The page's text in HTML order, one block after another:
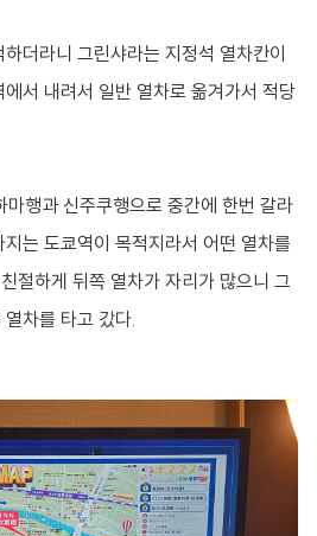
더라니 그린샤라는 지정석 열차칸이
서 내려서 일반 열차로 옮겨가서 적당
마행과 신주쿠행으로 중간에 한번 갈라
는 도쿄역이 목적지라서 어떤 열차를
절하게 뒤쪽 열차가 자리가 많으니 그
차를 타고 갔다.